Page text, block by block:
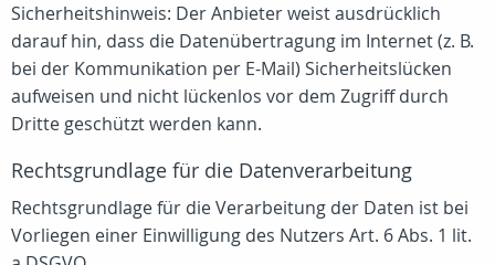
Sicherheitshinweis: Der Anbieter weist ausdrücklich
darauf hin, dass die Datenübertragung im Internet (z. B.
bei der Kommunikation per E-Mail) Sicherheitslücken
aufweisen und nicht lückenlos vor dem Zugriff durch
Dritte geschützt werden kann.
Rechtsgrundlage für die Datenverarbeitung
Rechtsgrundlage für die Verarbeitung der Daten ist bei
Vorliegen einer Einwilligung des Nutzers Art. 6 Abs. 1 lit.